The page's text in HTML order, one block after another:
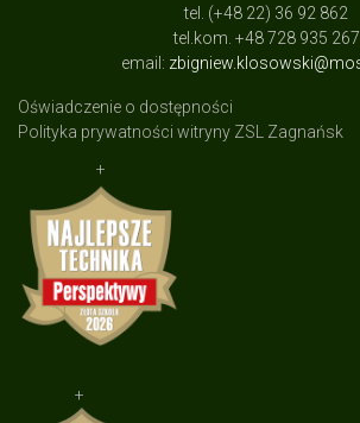
tel. (+48 22) 36 92 862
tel.kom. +48 728 935 267
email:
Oświadczenie o dostępności
Polityka prywatności witryny ZSL Zagnańsk
+
+